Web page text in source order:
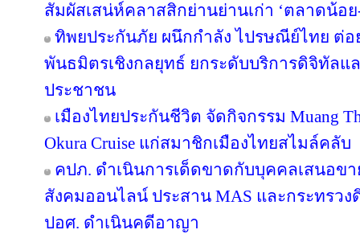
สัมผัสเสน่ห์คลาสสิกย่านย่านเก่า ‘ตลาดน้อย
ทิพยประกันภัย ผนึกกำลัง ไปรษณีย์ไทย ต่
พันธมิตรเชิงกลยุทธ์ ยกระดับบริการดิจิทัลแ
ประชาชน
เมืองไทยประกันชีวิต จัดกิจกรรม Muang
Okura Cruise แก่สมาชิกเมืองไทยสไมล์คลับ
คปภ. ดำเนินการเด็ดขาดกับบุคคลเสนอข
สังคมออนไลน์ ประสาน MAS และกระทรวง
ปอศ. ดำเนินคดีอาญา